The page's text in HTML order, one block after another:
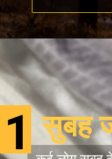
1 सुबह